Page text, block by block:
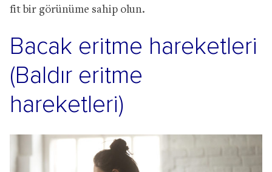
fit bir görünüme sahip olun.
Bacak eritme hareketleri
(Baldır eritme
hareketleri)